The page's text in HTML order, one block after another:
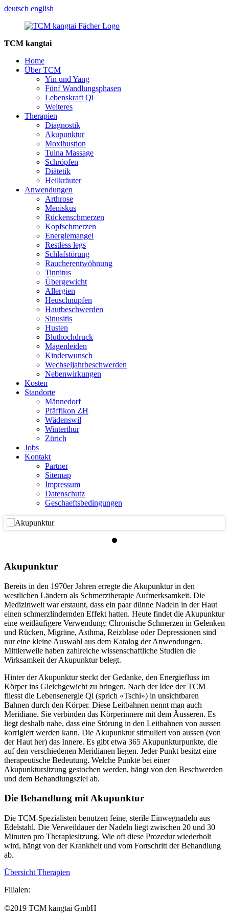
deutsch english
TCM kangtai
Home
Über TCM
Yin und Yang
Fünf Wandlungsphasen
Lebenskraft Qi
Weiteres
Therapien
Diagnostik
Akupunktur
Moxibustion
Tuina Massage
Schröpfen
Diätetik
Heilkräuter
Anwendungen
Arthrose
Meniskus
Rückenschmerzen
Kopfschmerzen
Energiemangel
Restless legs
Schlafstörung
Raucherentwöhnung
Tinnitus
Übergewicht
Allergien
Heuschnupfen
Hautbeschwerden
Sinusitis
Husten
Bluthochdruck
Magenleiden
Kinderwunsch
Wechseljahrbeschwerden
Nebenwirkungen
Kosten
Standorte
Männedorf
Pfäffikon ZH
Wädenswil
Winterthur
Zürich
Jobs
Kontakt
Partner
Sitemap
Impressum
Datenschutz
Geschaeftsbedingungen
Akupunktur
Bereits in den 1970er Jahren erregte die Akupunktur in den
westlichen Ländern als Schmerztherapie Aufmerksamkeit. Die
Medizinwelt war erstaunt, dass ein paar dünne Nadeln in der Haut
einen schmerzlindernden Effekt hatten. Heute findet die Akupunktur
eine weitläufigere Verwendung: Chronische Schmerzen in Gelenken
und Rücken, Migräne, Asthma, Reizblase oder Depressionen sind
nur eine kleine Auswahl aus dem Katalog der Anwendungen.
Mittlerweile haben zahlreiche wissenschaftliche Studien die
Wirksamkeit der Akupunktur belegt.
Hinter der Akupunktur steckt der Gedanke, den Energiefluss im
Körper ins Gleichgewicht zu bringen. Nach der Idee der TCM
fliesst die Lebensenergie Qi (sprich «Tschi») in unsichtbaren
Bahnen durch den Körper. Diese Leitbahnen nennt man auch
Meridiane. Sie verbinden das Körperinnere mit dem Äusseren. Es
liegt deshalb nahe, dass eine Störung in den Leitbahnen von aussen
korrigiert werden kann. Die Akupunktur stimuliert von aussen (von
der Haut her) das Innere. Es gibt etwa 365 Akupunkturpunkte, die
auf den verschiedenen Meridianen liegen. Jeder Punkt besitzt eine
therapeutische Bedeutung. Welche Punkte bei einer
Akupunktursitzung gestochen werden, hängt von den Beschwerden
und dem Behandlungsziel ab.
Die Behandlung mit Akupunktur
Die TCM-Spezialisten benutzen feine, sterile Einwegnadeln aus
Edelstahl. Die Verweildauer der Nadeln liegt zwischen 20 und 30
Minuten pro Therapiesitzung. Wie oft diese Prozedur wiederholt
wird, hängt von der Krankheit und vom Fortschritt der Behandlung
ab.
Übersicht Therapien
Filialen:
©2019 TCM kangtai GmbH